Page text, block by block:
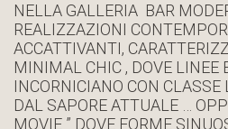
NELLA GALLERIA BAR
REALIZZAZIONI
ACCATTIVANTI,
MINIMAL CHIC , DOVE LINEE
INCORNICIANO CON CLASSE
DAL SAPORE ATTUALE …
MOVIE ” DOVE FORME